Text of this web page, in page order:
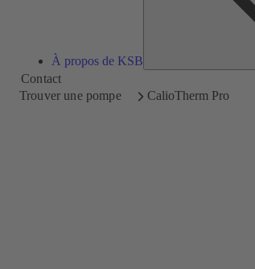
À propos de KSB
Contact
Trouver une pompe
CalioTherm Pro